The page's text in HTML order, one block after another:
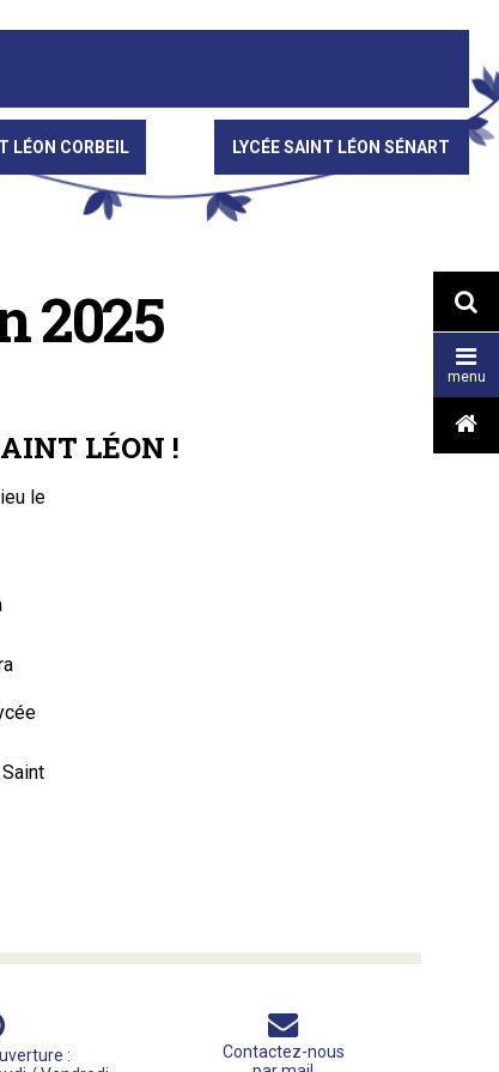
LÉON CORBEIL LYCÉE SAINT LÉON SÉNART


menu

2025
LÉON !
le
:
Contactez-nous